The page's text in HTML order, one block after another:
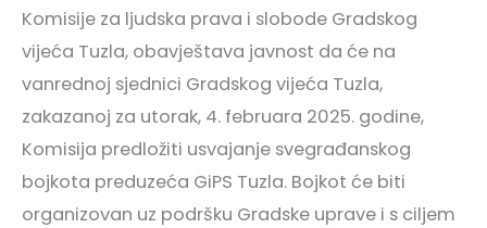
Komisije za ljudska prava i slobode Gradskog
vijeća Tuzla, obavještava javnost da će na
vanrednoj sjednici Gradskog vijeća Tuzla,
zakazanoj za utorak, 4. februara 2025. godine,
Komisija predložiti usvajanje svegrađanskog
bojkota preduzeća GiPS Tuzla. Bojkot će biti
organizovan uz podršku Gradske uprave i s ciljem